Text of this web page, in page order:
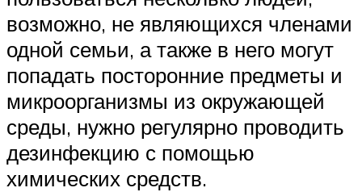
возможно, не являющихся членами
одной семьи, а также в него могут
попадать посторонние предметы и
микроорганизмы из окружающей
среды, нужно регулярно проводить
дезинфекцию с помощью
химических средств.